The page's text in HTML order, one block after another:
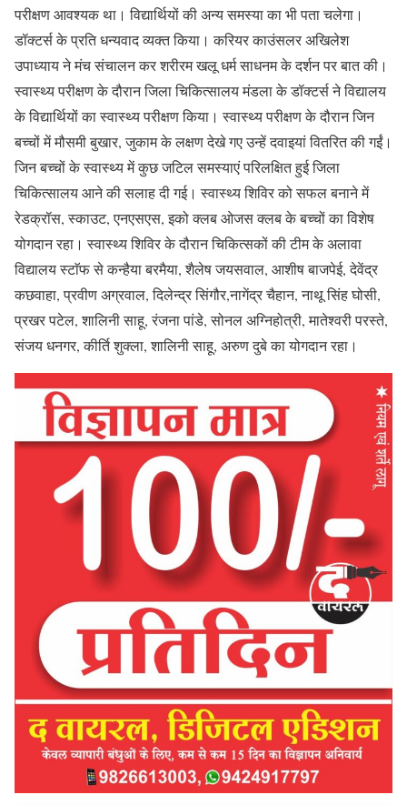
परीक्षण आवश्यक था। विद्यार्थियों की अन्य समस्या का भी पता चलेगा।
डॉक्टर्स के प्रति धन्यवाद व्यक्त किया। करियर काउंसलर अखिलेश
उपाध्याय ने मंच संचालन कर शरीरम खलू धर्म साधनम के दर्शन पर बात की।
स्वास्थ्य परीक्षण के दौरान जिला चिकित्सालय मंडला के डॉक्टर्स ने विद्यालय
के विद्यार्थियों का स्वास्थ्य परीक्षण किया। स्वास्थ्य परीक्षण के दौरान जिन
बच्चों में मौसमी बुखार, जुकाम के लक्षण देखे गए उन्हें दवाइयां वितरित की गईं।
जिन बच्चों के स्वास्थ्य में कुछ जटिल समस्याएं परिलक्षित हुई जिला
चिकित्सालय आने की सलाह दी गई। स्वास्थ्य शिविर को सफल बनाने में
रेडक्रॉस, स्काउट, एनएसएस, इको क्लब ओजस क्लब के बच्चों का विशेष
योगदान रहा। स्वास्थ्य शिविर के दौरान चिकित्सकों की टीम के अलावा
विद्यालय स्टाॅफ से कन्हैया बरमैया, शैलेष जयसवाल, आशीष बाजपेई, देवेंद्र
कछवाहा, प्रवीण अग्रवाल, दिलेन्द्र सिंगौर,नागेंद्र चैहान, नाथू सिंह घोसी,
प्रखर पटेल, शालिनी साहू, रंजना पांडे, सोनल अग्निहोत्री, मातेश्वरी परस्ते,
संजय धनगर, कीर्ति शुक्ला, शालिनी साहू, अरुण दुबे का योगदान रहा।